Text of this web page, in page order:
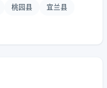
桃园县 宜兰县